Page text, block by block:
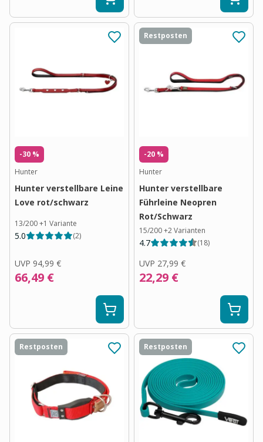
-30 %
Hunter
Hunter verstellbare Leine
Love rot/schwarz
13/200+1 Variante
5.0 (2)
UVP 94,99 €
66,49 €
Restposten
-20 %
Hunter
Hunter verstellbare
Führleine Neopren
Rot/Schwarz
15/200+2Varianten
4.7 (18)
UVP 27,99 €
22,29 €
Restposten Restposten